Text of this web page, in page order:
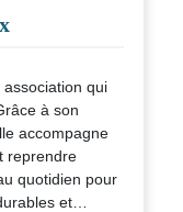
qui
à son
accompagne
reprendre
quotidien pour
et